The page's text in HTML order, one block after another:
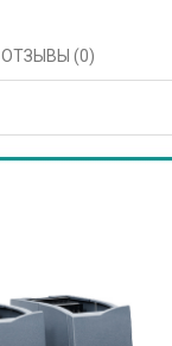
ОТЗЫВЫ (0)